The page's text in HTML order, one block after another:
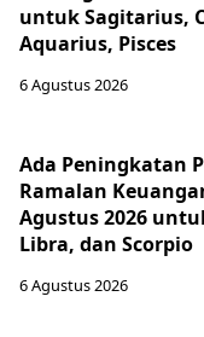
untuk Sagitarius,
Aquarius, Pisces
6 Agustus 2026
Ada Peningkatan
Ramalan
Agustus 2026
Libra, dan Scorpio
6 Agustus 2026